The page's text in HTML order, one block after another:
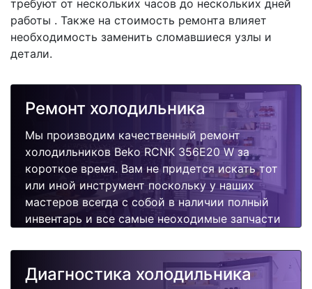
требуют от нескольких часов до нескольких дней
работы . Также на стоимость ремонта влияет
необходимость заменить сломавшиеся узлы и
детали.
Ремонт холодильника
Мы производим качественный ремонт
холодильников Beko RCNK 356E20 W за
короткое время. Вам не придется искать тот
или иной инструмент поскольку у наших
мастеров всегда с собой в наличии полный
инвентарь и все самые неоходимые запчасти
быстро, качественно и недорого.
Диагностика холодильника